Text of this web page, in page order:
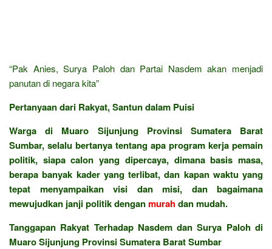
“Pak Anies, Surya Paloh dan Partai Nasdem akan menjadi
panutan di negara kita”
Pertanyaan dari Rakyat, Santun dalam Puisi
Warga di Muaro Sijunjung Provinsi Sumatera Barat
Sumbar, selalu bertanya tentang apa program kerja pemain
politik, siapa calon yang dipercaya, dimana basis masa,
berapa banyak kader yang terlibat, dan kapan waktu yang
tepat menyampaikan visi dan misi, dan bagaimana
mewujudkan janji politik denganmurahdan mudah.
Tanggapan Rakyat Terhadap Nasdem dan Surya Paloh di
Muaro Sijunjung Provinsi Sumatera Barat Sumbar